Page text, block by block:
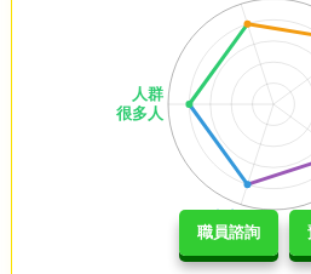
職員諮詢